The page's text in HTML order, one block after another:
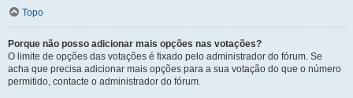
Topo
Porque não posso adicionar mais opções nas votações?
O limite de opções das votações é fixado pelo administrador do fórum. Se
acha que precisa adicionar mais opções para a sua votação do que o número
permitido, contacte o administrador do fórum.